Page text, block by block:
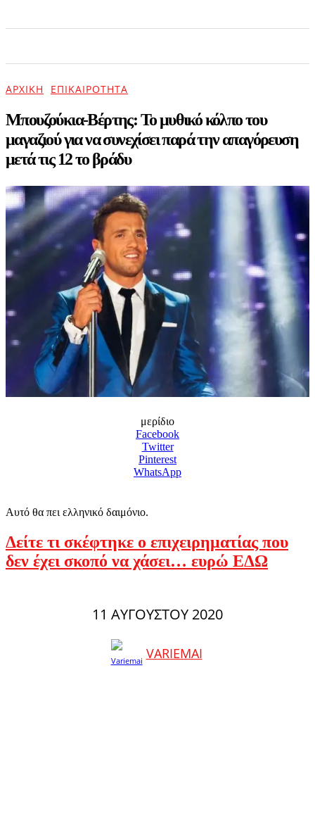
ΑΡΧΙΚΉ ΕΠΙΚΑΙΡΌΤΗΤΑ
Μπουζούκια-Βέρτης: Το μυθικό κόλπο του
μαγαζιού για να συνεχίσει παρά την απαγόρευση
μετά τις 12 το βράδυ
μερίδιο
Facebook
Twitter
Pinterest
WhatsApp
Αυτό θα πει ελληνικό δαιμόνιο.
Δείτε τι σκέφτηκε ο επιχειρηματίας που
δεν έχει σκοπό να χάσει… ευρώ ΕΔΩ
11 ΑΥΓΟΎΣΤΟΥ 2020
VARIEMAI